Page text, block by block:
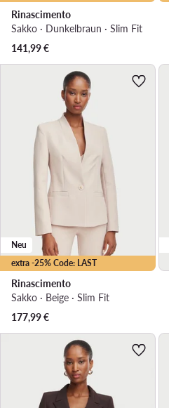
Rinascimento
Sakko · Dunkelbraun · Slim Fit
141,99€
extra -25% Code: LAST
Neu
Rinascimento
Sakko · Beige · Slim Fit
177,99€